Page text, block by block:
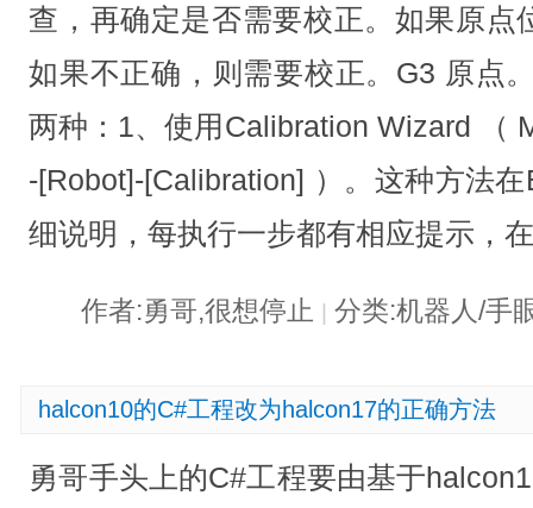
查，再确定是否需要校正。如果原点
如果不正确，则需要校正。G3 原点
两种：1、使用Calibration Wizard （
-[Robot]-[Calibration] ）。这种方法
细说明，每执行一步都有相应提示，
作者:勇哥,很想停止 分类:机器人/手
halcon10的C#工程改为halcon17的正确方法
勇哥手头上的C#工程要由基于